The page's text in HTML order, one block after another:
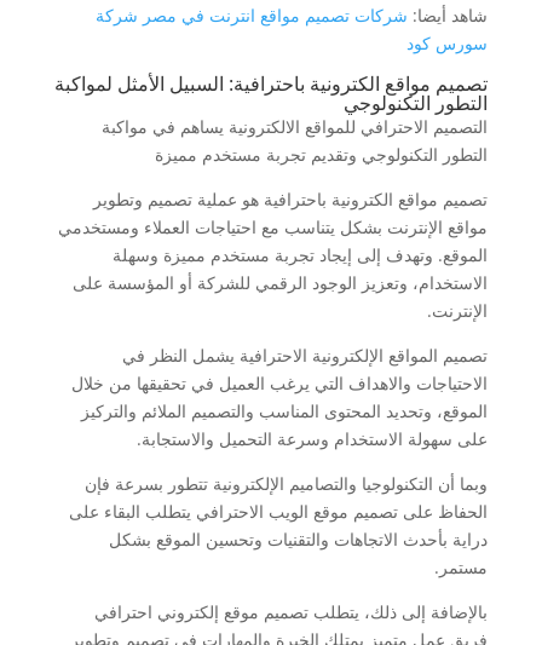
شاهد أيضا: شركات تصميم مواقع انترنت في مصر شركة
سورس كود
تصميم مواقع الكترونية باحترافية: السبيل الأمثل لمواكبة
التطور التكنولوجي
التصميم الاحترافي للمواقع الالكترونية يساهم في مواكبة
التطور التكنولوجي وتقديم تجربة مستخدم مميزة
تصميم مواقع الكترونية باحترافية هو عملية تصميم وتطوير
مواقع الإنترنت بشكل يتناسب مع احتياجات العملاء ومستخدمي
الموقع. وتهدف إلى إيجاد تجربة مستخدم مميزة وسهلة
الاستخدام، وتعزيز الوجود الرقمي للشركة أو المؤسسة على
الإنترنت.
تصميم المواقع الإلكترونية الاحترافية يشمل النظر في
الاحتياجات والاهداف التي يرغب العميل في تحقيقها من خلال
الموقع، وتحديد المحتوى المناسب والتصميم الملائم والتركيز
على سهولة الاستخدام وسرعة التحميل والاستجابة.
وبما أن التكنولوجيا والتصاميم الإلكترونية تتطور بسرعة فإن
الحفاظ على تصميم موقع الويب الاحترافي يتطلب البقاء على
دراية بأحدث الاتجاهات والتقنيات وتحسين الموقع بشكل
مستمر.
بالإضافة إلى ذلك، يتطلب تصميم موقع إلكتروني احترافي
فريق عمل متميز يمتلك الخبرة والمهارات في تصميم وتطوير